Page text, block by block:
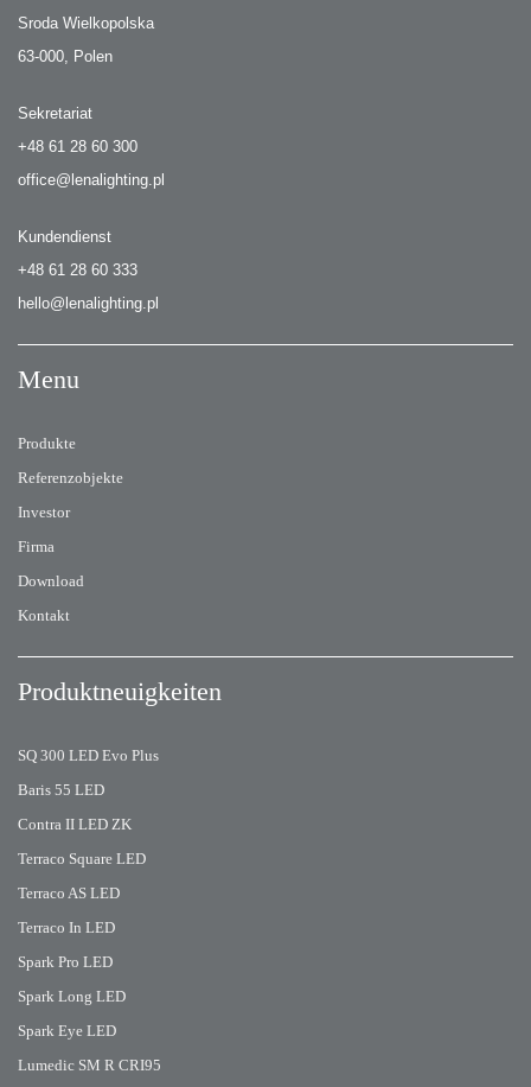
Sroda Wielkopolska
63-000, Polen
Sekretariat
+48 61 28 60 300
office@lenalighting.pl
Kundendienst
+48 61 28 60 333
hello@lenalighting.pl
Menu
Produkte
Referenzobjekte
Investor
Firma
Download
Kontakt
Produktneuigkeiten
SQ 300 LED Evo Plus
Baris 55 LED
Contra II LED ZK
Terraco Square LED
Terraco AS LED
Terraco In LED
Spark Pro LED
Spark Long LED
Spark Eye LED
Lumedic SM R CRI95